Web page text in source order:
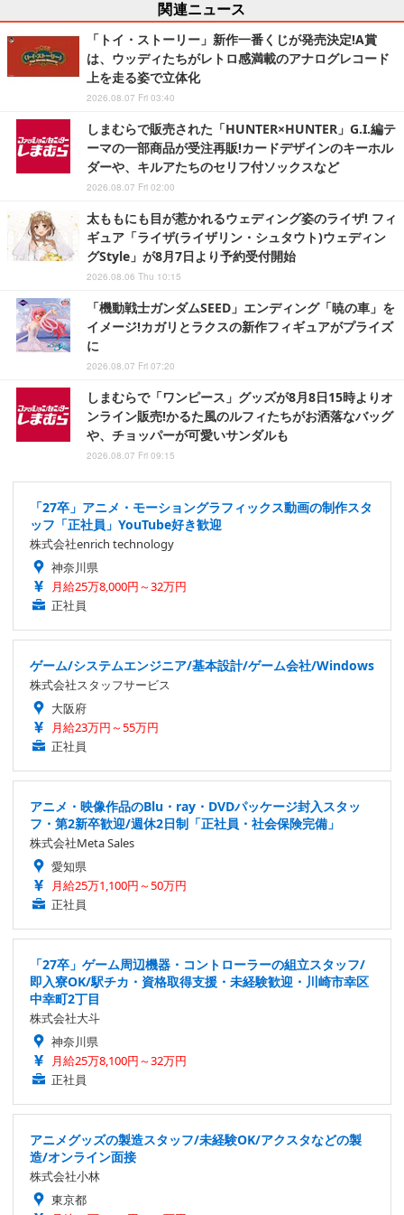
関連ニュース
「トイ・ストーリー」新作一番くじが発売決定!A賞
は、ウッディたちがレトロ感満載のアナログレコード
上を走る姿で立体化
2026.08.07 Fri 03:40
しまむらで販売された「HUNTER×HUNTER」G.I.編テ
ーマの一部商品が受注再販!カードデザインのキーホル
ダーや、キルアたちのセリフ付ソックスなど
2026.08.07 Fri 02:00
太ももにも目が惹かれるウェディング姿のライザ! フィ
ギュア「ライザ(ライザリン・シュタウト)ウェディン
グStyle」が8月7日より予約受付開始
2026.08.06 Thu 10:15
「機動戦士ガンダムSEED」エンディング「暁の車」を
イメージ!カガリとラクスの新作フィギュアがプライズ
に
2026.08.07 Fri 07:20
しまむらで「ワンピース」グッズが8月8日15時よりオ
ンライン販売!かるた風のルフィたちがお洒落なバッグ
や、チョッパーが可愛いサンダルも
2026.08.07 Fri 09:15
「27卒」アニメ・モーショングラフィックス動画の制作スタ
ッフ「正社員」YouTube好き歓迎
株式会社enrich technology
神奈川県
月給25万8,000円～32万円
正社員
ゲーム/システムエンジニア/基本設計/ゲーム会社/Windows
株式会社スタッフサービス
大阪府
月給23万円～55万円
正社員
アニメ・映像作品のBlu・ray・DVDパッケージ封入スタッ
フ・第2新卒歓迎/週休2日制「正社員・社会保険完備」
株式会社Meta Sales
愛知県
月給25万1,100円～50万円
正社員
「27卒」ゲーム周辺機器・コントローラーの組立スタッフ/
即入寮OK/駅チカ・資格取得支援・未経験歓迎・川崎市幸区
中幸町2丁目
株式会社大斗
神奈川県
月給25万8,100円～32万円
正社員
アニメグッズの製造スタッフ/未経験OK/アクスタなどの製
造/オンライン面接
株式会社小林
東京都